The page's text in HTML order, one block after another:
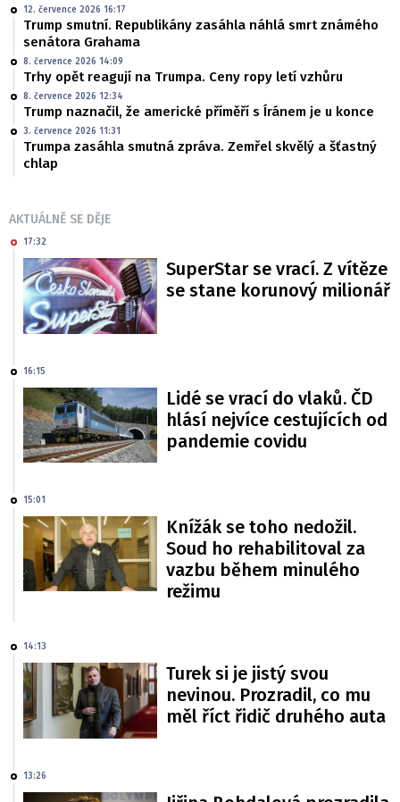
12. července 2026 16:17
Trump smutní. Republikány zasáhla náhlá smrt známého
senátora Grahama
8. července 2026 14:09
Trhy opět reagují na Trumpa. Ceny ropy letí vzhůru
8. července 2026 12:34
Trump naznačil, že americké příměří s Íránem je u konce
3. července 2026 11:31
Trumpa zasáhla smutná zpráva. Zemřel skvělý a šťastný
chlap
AKTUÁLNĚ SE DĚJE
17:32
SuperStar se vrací. Z vítěze
se stane korunový milionář
16:15
Lidé se vrací do vlaků. ČD
hlásí nejvíce cestujících od
pandemie covidu
15:01
Knížák se toho nedožil.
Soud ho rehabilitoval za
vazbu během minulého
režimu
14:13
Turek si je jistý svou
nevinou. Prozradil, co mu
měl říct řidič druhého auta
13:26